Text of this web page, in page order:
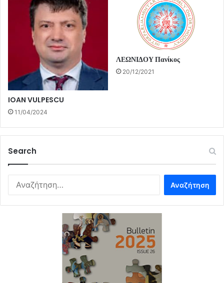
IOAN VULPESCU
11/04/2024
ΛΕΩΝΙΔΟΥ Πανίκος
20/12/2021
Search